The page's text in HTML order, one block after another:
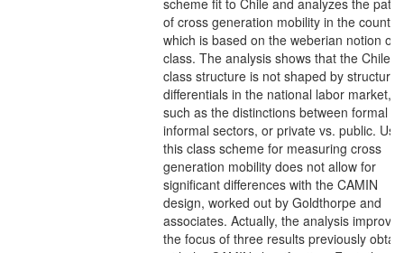
scheme fit to Chile and analyzes the
of cross generation mobility in the country,
which is based on the weberian notion of
class. The analysis shows that the Chilean
class structure is not shaped by structural
differentials in the national labor market,
such as the distinctions between formal
informal sectors, or private vs. public.
this class scheme for measuring cross
generation mobility does not allow for
significant differences with the CAMIN
design, worked out by Goldthorpe and
associates. Actually, the analysis improves
the focus of three results previously